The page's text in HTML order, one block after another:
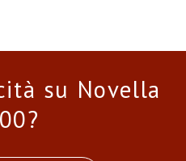
su Novella